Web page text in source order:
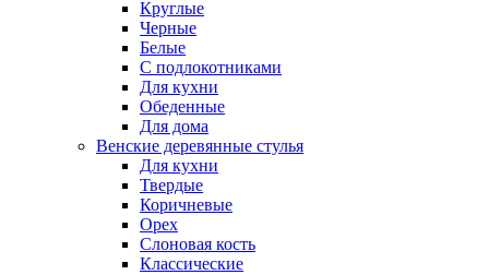
Круглые
Черные
Белые
С подлокотниками
Для кухни
Обеденные
Для дома
Венские деревянные стулья
Для кухни
Твердые
Коричневые
Орех
Слоновая кость
Классические